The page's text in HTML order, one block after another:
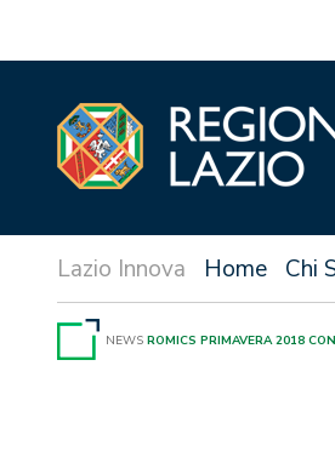
Home Chi
NEWS ROMICS PRIMAVERA 2018